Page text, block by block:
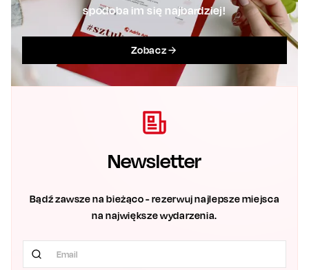
spodoba im się najbardziej!
Zobacz
Newsletter
Bądź zawsze na bieżąco - rezerwuj najlepsze miejsca
na największe wydarzenia.